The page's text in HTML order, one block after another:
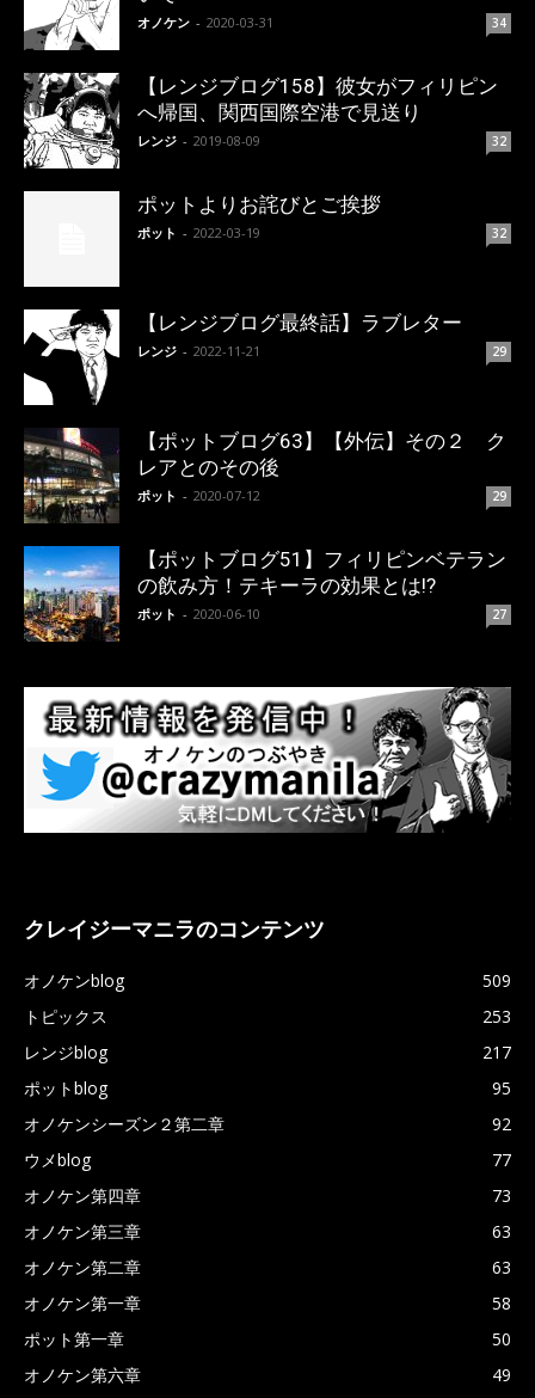
オノケン - 2020-03-31 34
【レンジブログ158】彼女がフィリピン
へ帰国、関西国際空港で見送り
レンジ - 2019-08-09 32
ポットよりお詫びとご挨拶
ポット - 2022-03-19 32
【レンジブログ最終話】ラブレター
レンジ - 2022-11-21 29
【ポットブログ63】【外伝】その２ ク
レアとのその後
ポット - 2020-07-12 29
【ポットブログ51】フィリピンベテラン
の飲み方！テキーラの効果とは!?
ポット - 2020-06-10 27
クレイジーマニラのコンテンツ
オノケンblog
509
トピックス
253
レンジblog
217
ポットblog
95
オノケンシーズン２第二章
92
ウメblog
77
オノケン第四章
73
オノケン第三章
63
オノケン第二章
63
オノケン第一章
58
ポット第一章
50
オノケン第六章
49